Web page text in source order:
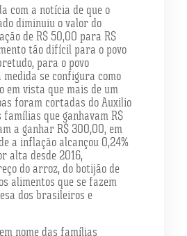
com a notícia de que o
diminuiu o valor do
de R$ 50,00 para R$
tão difícil para o povo
para o povo
se configura como
em vista que mais de um
foram cortadas do Auxilio
famílias que ganhavam R$
a ganhar R$ 300,00, em
a inflação alcançou 0,24%
alta desde 2016,
do arroz, do botijão de
alimentos que se fazem
dos brasileiros e
nome das famílias